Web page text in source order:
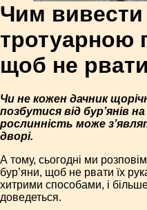
Чим вивести
тротуарною
щоб не
Чи не кожен дачник
позбутися від бур’янів
рослинність може
дворі.
А тому, сьогодні ми
бур’яни, щоб не рвати їх
хитрими способами, і
доведеться.